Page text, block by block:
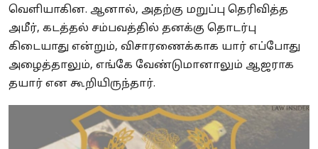
வெளியாகின. ஆனால், அதற்கு மறுப்பு தெரிவித்த
அமீர், கடத்தல் சம்பவத்தில் தனக்கு தொடர்பு
கிடையாது என்றும், விசாரணைக்காக யார் எப்போது
அழைத்தாலும், எங்கே வேண்டுமானாலும் ஆஜராக
தயார் என கூறியிருந்தார்.